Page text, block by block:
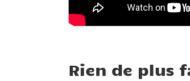
Rien de plus